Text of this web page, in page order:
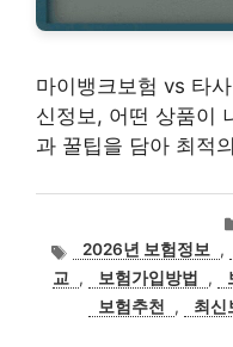
마이뱅크보험 vs 타
신정보, 어떤 상품이
과 꿀팁을 담아 최적
태2026년 보험정보 ,
교
, 보험가입방법 ,
보험추천
, 최신